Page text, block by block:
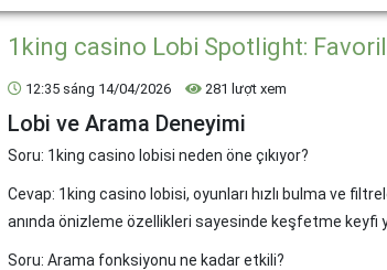
1king casino Lobi Spotlight:
12:35 sáng 14/04/2026 281 lượt xem
Lobi ve Arama Deneyimi
Soru: 1king casino lobisi neden öne çıkıyor?
Cevap: 1king casino lobisi, oyunları hızlı bulma ve
anında önizleme özellikleri sayesinde keşfetme keyfi
Soru: Arama fonksiyonu ne kadar etkili?